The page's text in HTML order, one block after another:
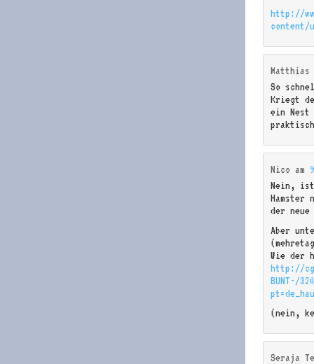
http://
content/
Matthias
So
Kriegt
ein Nest
Nico am
Nein,
Hamster
der
Aber
Wie der
http://
BUNT-/
(nein,
Seraja